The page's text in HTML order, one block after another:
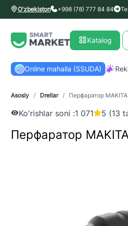
O'zbekiston +998 (78) 777 84 84
Katalog
Online mahalla (SSUDA)
Asosiy / Drellar / Перфаратор MAKITA
Ko'rishlar soni :1 071 5 (13
Перфаратор